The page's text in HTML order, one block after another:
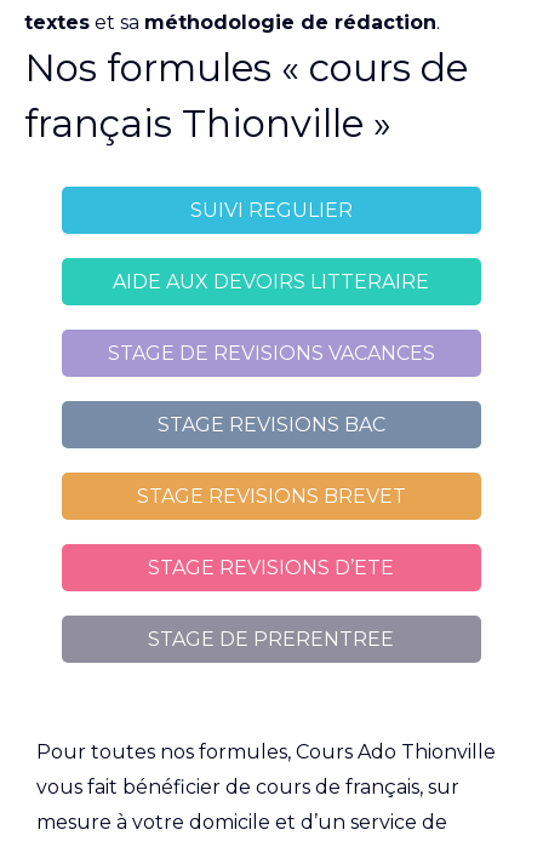
textes et sa méthodologie de rédaction.
Nos formules « cours de
français Thionville »
SUIVI REGULIER
AIDE AUX DEVOIRS LITTERAIRE
STAGE DE REVISIONS VACANCES
STAGE REVISIONS BAC
STAGE REVISIONS BREVET
STAGE REVISIONS D’ETE
STAGE DE PRERENTREE
Pour toutes nos formules, Cours Ado Thionville
vous fait bénéficier de cours de français, sur
mesure à votre domicile et d’un service de